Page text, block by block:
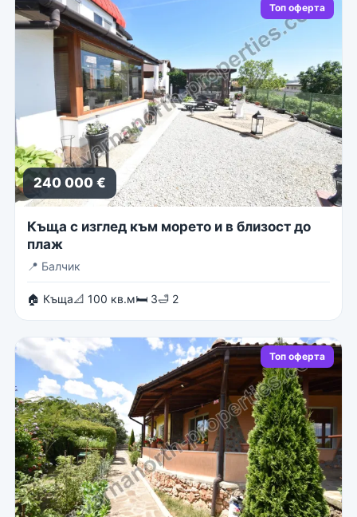
Топ оферта
240 000 €
Къща с изглед към морето и в близост до
плаж
📍 Балчик
🏠 Къща📐 100 кв.м🛏 3🛁 2
Топ оферта